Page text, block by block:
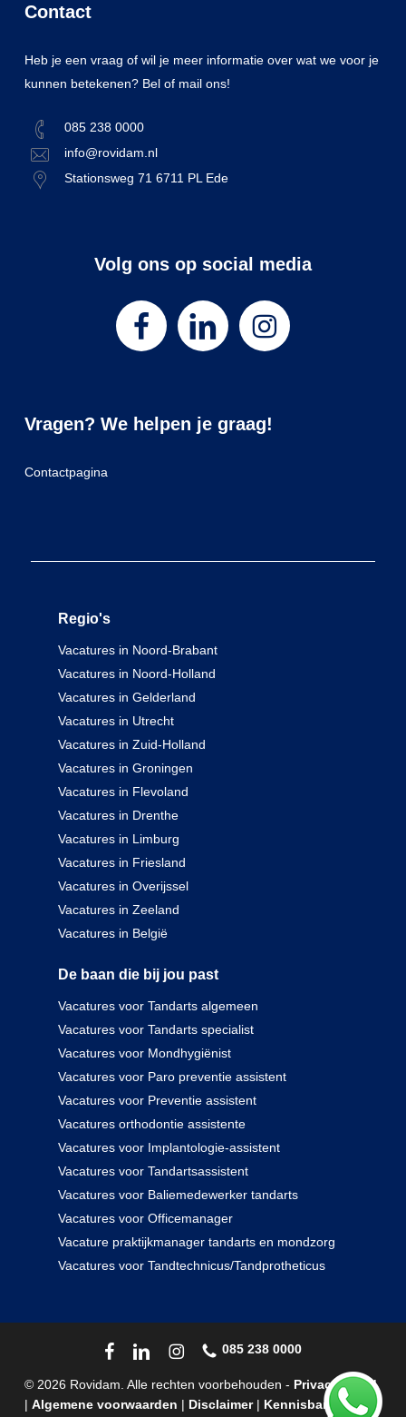
Contact
Heb je een vraag of wil je meer informatie over wat we voor je
kunnen betekenen? Bel of mail ons!
085 238 0000
info@rovidam.nl
Stationsweg 71 6711 PL Ede
Volg ons op social media
Vragen? We helpen je graag!
Contactpagina
Regio's
Vacatures in Noord-Brabant
Vacatures in Noord-Holland
Vacatures in Gelderland
Vacatures in Utrecht
Vacatures in Zuid-Holland
Vacatures in Groningen
Vacatures in Flevoland
Vacatures in Drenthe
Vacatures in Limburg
Vacatures in Friesland
Vacatures in Overijssel
Vacatures in Zeeland
Vacatures in België
De baan die bij jou past
Vacatures voor Tandarts algemeen
Vacatures voor Tandarts specialist
Vacatures voor Mondhygiënist
Vacatures voor Paro preventie assistent
Vacatures voor Preventie assistent
Vacatures orthodontie assistente
Vacatures voor Implantologie-assistent
Vacatures voor Tandartsassistent
Vacatures voor Baliemedewerker tandarts
Vacatures voor Officemanager
Vacature praktijkmanager tandarts en mondzorg
Vacatures voor Tandtechnicus/Tandprotheticus
© 2026 Rovidam. Alle rechten voorbehouden - Privacybeleid
| Algemene voorwaarden | Disclaimer| Kennisbank
085 238 0000